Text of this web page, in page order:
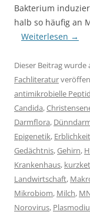
Bakterium
halb so häufig an
Weiterlesen →
Dieser Beitrag wurde
Fachliteratur
antimikrobielle
Candida,
Darmflora,
Epigenetik, Erblichkeit
Gedächtnis,Gehirn,
Krankenhaus,
Landwirtschaft,
Mikrobiom, Milch,
Norovirus,